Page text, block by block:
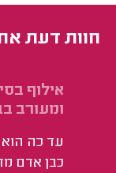
חוות דעת
אילוף
ומעורב
עד כה הוא
כבן אדם